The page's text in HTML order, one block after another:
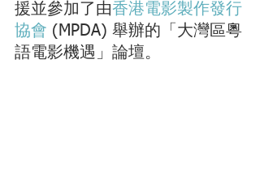
援並參加了由香港電影製作發行
協會 (MPDA) 舉辦的「大灣區粵
語電影機遇」論壇。